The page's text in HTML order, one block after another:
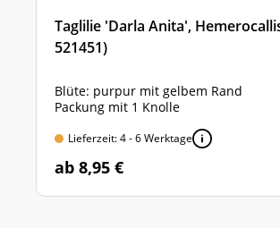
Taglilie 'Darla Anita',
521451)
Blüte: purpur mit gelbem Rand
Packung mit 1 Knolle
Lieferzeit: 4 - 6 Werktage
ab 8,95 €